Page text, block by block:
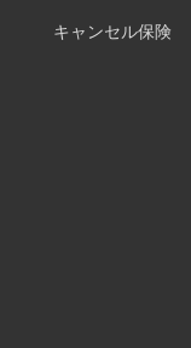
キャンセル保険